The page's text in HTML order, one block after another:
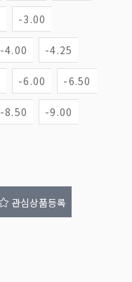
-3.00
-4.00 -4.25
-6.00 -6.50
-8.50 -9.00
관심상품등록